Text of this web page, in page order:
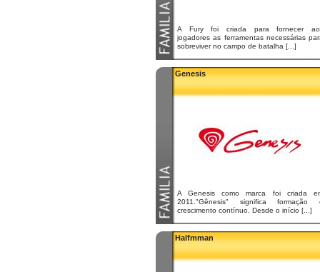
A Fury foi criada para fornecer
jogadores as ferramentas necessárias
sobreviver no campo de batalha [...]
Genesis
A Genesis como marca foi criada
2011."Gênesis" significa formação
crescimento contínuo. Desde o início [...]
Halfmman